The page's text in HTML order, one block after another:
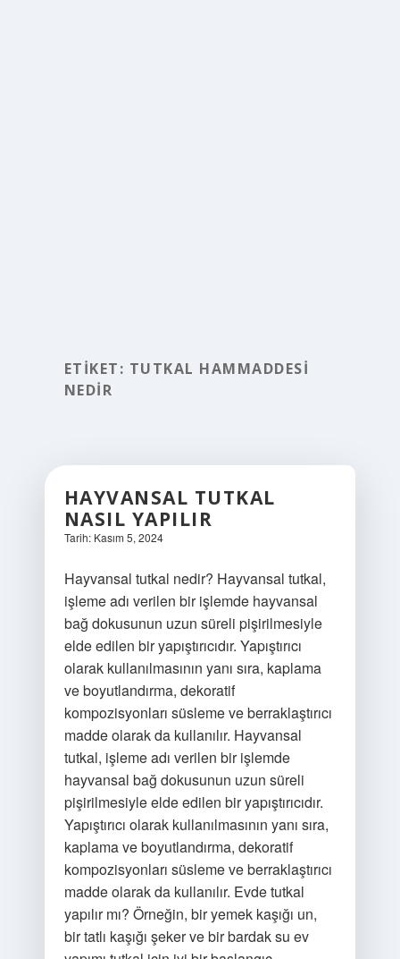
ETIKET: TUTKAL HAMMADDESI
NEDIR
HAYVANSAL TUTKAL
NASIL YAPILIR
Tarih: Kasım 5, 2024
Hayvansal tutkal nedir? Hayvansal tutkal,
işleme adı verilen bir işlemde hayvansal
bağ dokusunun uzun süreli pişirilmesiyle
elde edilen bir yapıştırıcıdır. Yapıştırıcı
olarak kullanılmasının yanı sıra, kaplama
ve boyutlandırma, dekoratif
kompozisyonları süsleme ve berraklaştırıcı
madde olarak da kullanılır. Hayvansal
tutkal, işleme adı verilen bir işlemde
hayvansal bağ dokusunun uzun süreli
pişirilmesiyle elde edilen bir yapıştırıcıdır.
Yapıştırıcı olarak kullanılmasının yanı sıra,
kaplama ve boyutlandırma, dekoratif
kompozisyonları süsleme ve berraklaştırıcı
madde olarak da kullanılır. Evde tutkal
yapılır mı? Örneğin, bir yemek kaşığı un,
bir tatlı kaşığı şeker ve bir bardak su ev